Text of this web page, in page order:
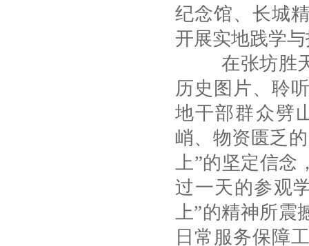
纪念馆、长城
开展实地践学
在张坊胜天
历史图片、聆
地干部群众劈
峭、物资匮乏
上”的坚定信念
过一天的参观
上”的精神所震
日常服务保障